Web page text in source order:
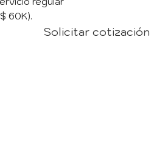
60K).
Solicitar cotización